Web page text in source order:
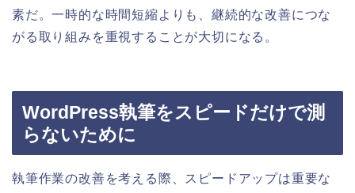
素だ。一時的な時間短縮よりも、継続的な改善につな
がる取り組みを重視することが大切になる。
WordPress執筆をスピードだけで測
らないために
執筆作業の改善を考える際、スピードアップは重要な